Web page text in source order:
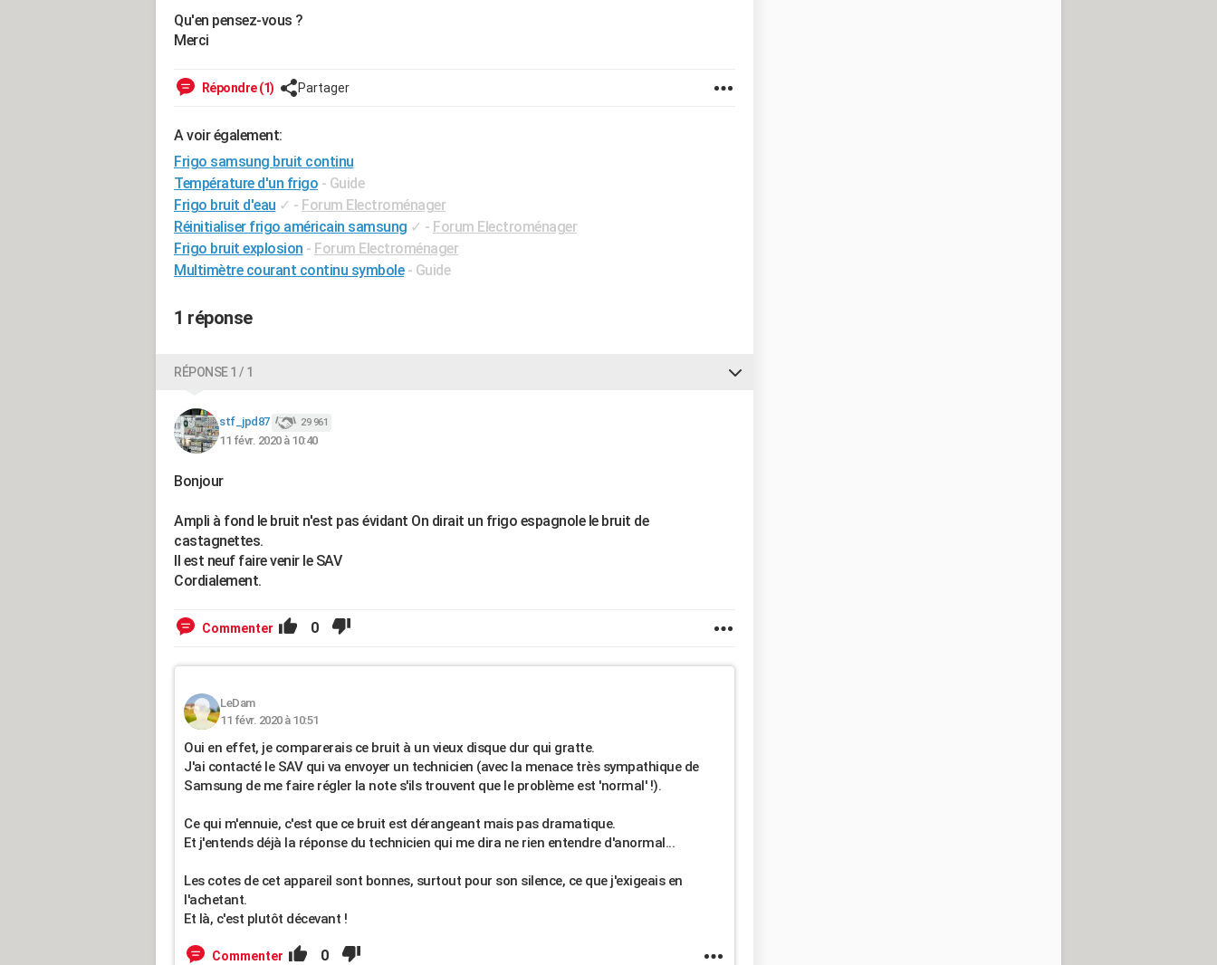
Qu'en pensez-vous ?
Merci
Répondre (1) Partager
A voir également:
Frigo samsung bruit continu
Température d'un frigo - Guide
Frigo bruit d'eau ✓ - Forum Electroménager
Réinitialiser frigo américain samsung ✓ - Forum Electroménager
Frigo bruit explosion - Forum Electroménager
Multimètre courant continu symbole - Guide
1 réponse
RÉPONSE 1 / 1
stf_jpd87 29 961
11 févr. 2020 à 10:40
Bonjour
Ampli à fond le bruit n'est pas évidant On dirait un frigo espagnole le bruit de
castagnettes.
Il est neuf faire venir le SAV
Cordialement.
Commenter 0
LeDam
11 févr. 2020 à 10:51
Oui en effet, je comparerais ce bruit à un vieux disque dur qui gratte.
J'ai contacté le SAV qui va envoyer un technicien (avec la menace très sympathique de
Samsung de me faire régler la note s'ils trouvent que le problème est 'normal' !).
Ce qui m'ennuie, c'est que ce bruit est dérangeant mais pas dramatique.
Et j'entends déjà la réponse du technicien qui me dira ne rien entendre d'anormal...
Les cotes de cet appareil sont bonnes, surtout pour son silence, ce que j'exigeais en
l'achetant.
Et là, c'est plutôt décevant !
Commenter 0